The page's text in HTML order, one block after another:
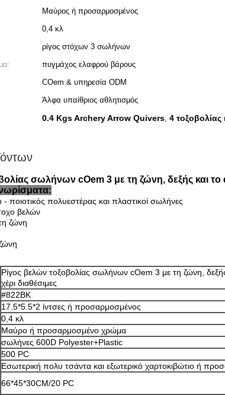
Μαύρος ή προσαρμοσμένος
0,4 κλ
ρίγος στόχων 3 σωλήνων
πυγμάχος ελαφρού βάρους
COem & υπηρεσία ODM
Άλφα υπαίθριος αθλητισμός
0.4 Kgs Archery Arrow Quivers, 4
σωλήνων cOem 3 με τη ζώνη, δεξής και το
ποιοτικός πολυεστέρας και πλαστικοί σωλήνες
βελών
ζώνη
Ρίγος βελών τοξοβολίας σωλήνων cOem 3 με τη ζώνη,
χέρι διαθέσιμες
#822BK
17.5*5.5*2 ίντσες ή προσαρμοσμένος
0,4 κλ
Μαύρο ή προσαρμοσμένο χρώμα
σωλήνες 600D Polyester+Plastic
500 PC
Εσωτερική πολυ τσάντα και εξωτερικό χαρτοκιβώτιο ή
66*45*30CM/20 PC